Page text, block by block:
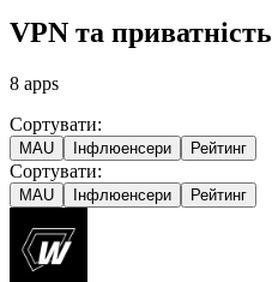
VPN та приватність
8 apps
Сортувати:
MAU Інфлюенсери Рейтинг
Сортувати:
MAU Інфлюенсери Рейтинг